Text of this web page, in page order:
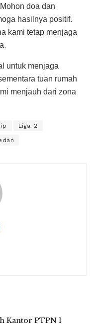
doa dan
hasilnya positif.
kami tetap menjaga
untuk menjaga
tuan rumah
menjauh dari zona
Liga-2
Kantor PTPN I